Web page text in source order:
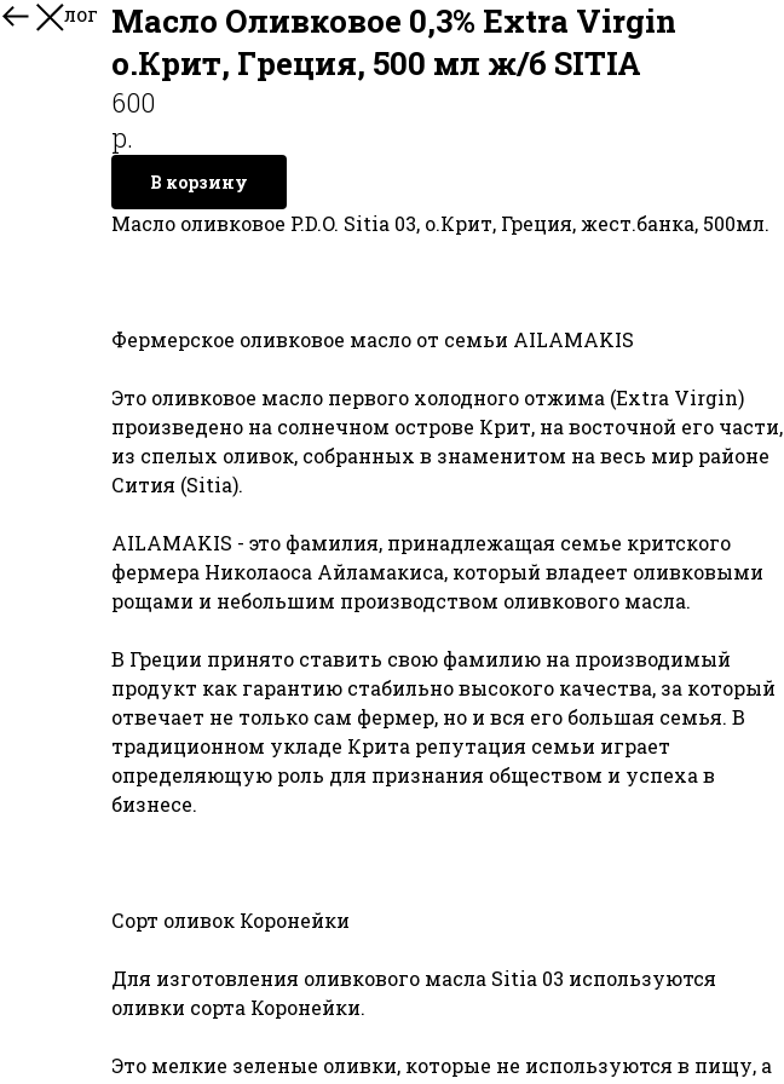
В каталог
Масло Оливковое 0,3% Extra Virgin
о.Крит, Греция, 500 мл ж/б SITIA
600
р.
В корзину
Масло оливковое P.D.O. Sitia 03, о.Крит, Греция, жест.банка, 500мл.
Фермерское оливковое масло от семьи AILAMAKIS
Это оливковое масло первого холодного отжима (Extra Virgin)
произведено на солнечном острове Крит, на восточной его части,
из спелых оливок, собранных в знаменитом на весь мир районе
Сития (Sitia).
AILAMAKIS - это фамилия, принадлежащая семье критского
фермера Николаоса Айламакиса, который владеет оливковыми
рощами и небольшим производством оливкового масла.
В Греции принято ставить свою фамилию на производимый
продукт как гарантию стабильно высокого качества, за который
отвечает не только сам фермер, но и вся его большая семья. В
традиционном укладе Крита репутация семьи играет
определяющую роль для признания обществом и успеха в
бизнесе.
Сорт оливок Коронейки
Для изготовления оливкового масла Sitia 03 используются
оливки сорта Коронейки.
Это мелкие зеленые оливки, которые не используются в пищу, а